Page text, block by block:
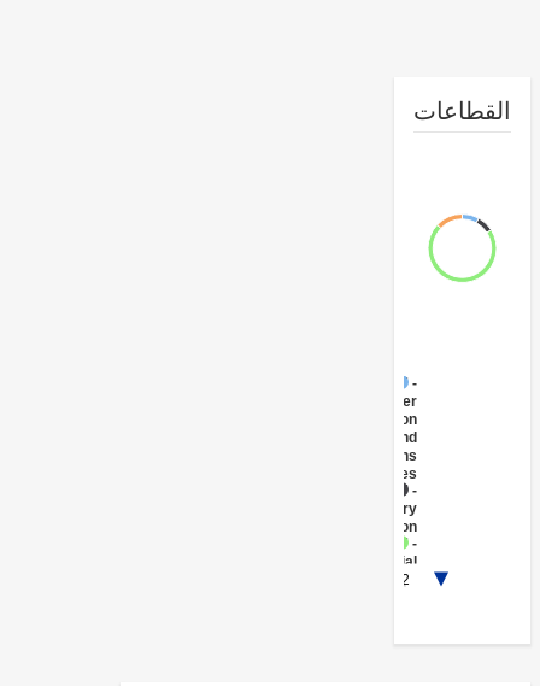
Information
Communications
Technologies
Education
Protection